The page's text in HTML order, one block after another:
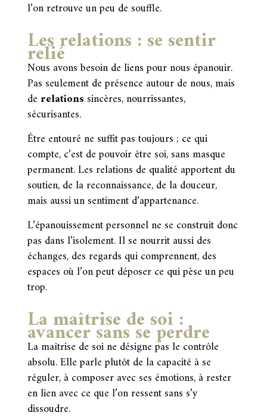
l’on retrouve un peu de souffle.
Les relations : se sentir
relié
Nous avons besoin de liens pour nous épanouir.
Pas seulement de présence autour de nous, mais
derelations sincères, nourrissantes,
sécurisantes.
Être entouré ne suffit pas toujours ; ce qui
compte, c’est de pouvoir être soi, sans masque
permanent. Les relations de qualité apportent du
soutien, de la reconnaissance, de la douceur,
mais aussi un sentiment d’appartenance.
L’épanouissement personnel ne se construit donc
pas dans l’isolement. Il se nourrit aussi des
échanges, des regards qui comprennent, des
espaces où l’on peut déposer ce qui pèse un peu
trop.
La maîtrise de soi :
avancer sans se perdre
La maîtrise de soi ne désigne pas le contrôle
absolu. Elle parle plutôt de la capacité à se
réguler, à composer avec ses émotions, à rester
en lien avec ce que l’on ressent sans s’y
dissoudre.